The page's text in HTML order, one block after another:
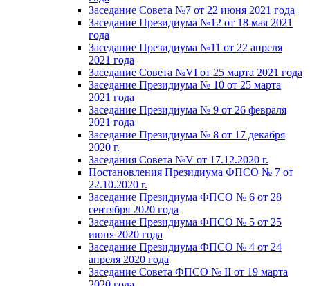
Заседание Совета №7 от 22 июня 2021 года
Заседание Президиума №12 от 18 мая 2021
года
Заседание Президиума №11 от 22 апреля
2021 года
Заседание Совета №VI от 25 марта 2021 года
Заседание Президиума № 10 от 25 марта
2021 года
Заседание Президиума № 9 от 26 февраля
2021 года
Заседание Президиума № 8 от 17 декабря
2020 г.
Заседания Совета №V от 17.12.2020 г.
Постановления Президиума ФПСО № 7 от
22.10.2020 г.
Заседание Президиума ФПСО № 6 от 28
сентября 2020 года
Заседание Президиума ФПСО № 5 от 25
июня 2020 года
Заседание Президиума ФПСО № 4 от 24
апреля 2020 года
Заседание Совета ФПСО № II от 19 марта